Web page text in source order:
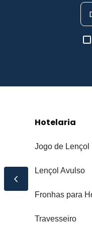
Hotelaria
Jogo de Lençol
Lençol Avulso
Fronhas para
Travesseiro